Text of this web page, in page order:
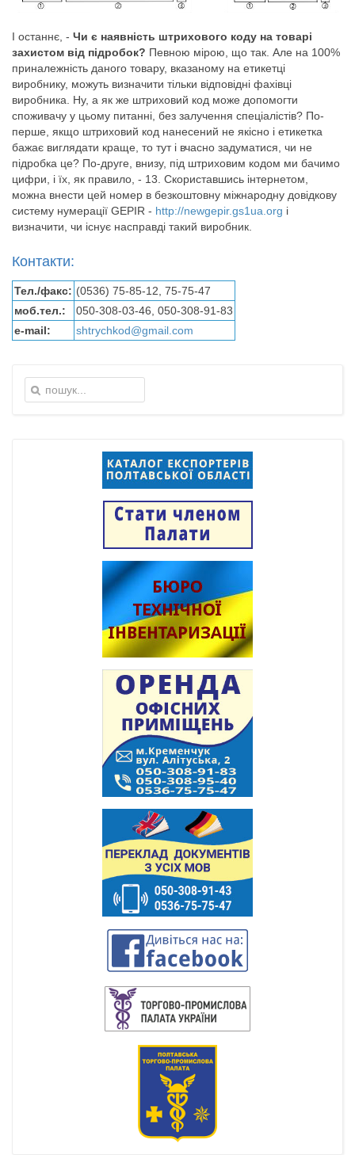
І останнє, - Чи є наявність штрихового коду на товарі
захистом від підробок? Певною мірою, що так. Але на 100%
приналежність даного товару, вказаному на етикетці
виробнику, можуть визначити тільки відповідні фахівці
виробника. Ну, а як же штриховий код може допомогти
споживачу у цьому питанні, без залучення спеціалістів? По-
перше, якщо штриховий код нанесений не якісно і етикетка
бажає виглядати краще, то тут і вчасно задуматися, чи не
підробка це? По-друге, внизу, під штриховим кодом ми бачимо
цифри, і їх, як правило, - 13. Скориставшись інтернетом,
можна внести цей номер в безкоштовну міжнародну довідкову
систему нумерації GEPIR - http://newgepir.gs1ua.org і
визначити, чи існує насправді такий виробник.
Контакти:
Тел./факс: (0536) 75-85-12, 75-75-47
моб.тел.:
050-308-03-46, 050-308-91-83
e-mail:
shtrychkod@gmail.com